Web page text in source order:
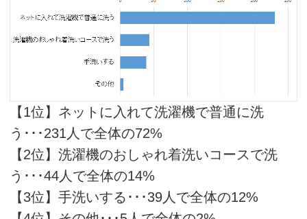
【1位】ネットに入れて洗濯機で普通に洗
う･･･231人で全体の72%
【2位】洗濯機のおしゃれ着洗いコースで洗
う･･･44人で全体の14%
【3位】手洗いする･･･39人で全体の12%